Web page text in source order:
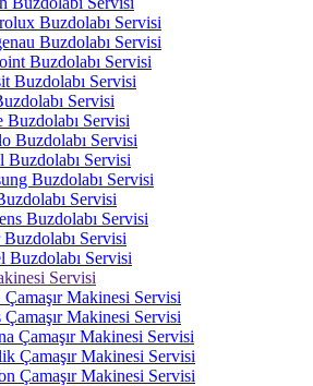
Buzdolabı Servisi
Buzdolabı Servisi
Buzdolabı Servisi
Buzdolabı Servisi
Servisi
Buzdolabı Servisi
Buzdolabı Servisi
Buzdolabı Servisi
Buzdolabı Servisi
Servisi
Buzdolabı Servisi
Servisi
Buzdolabı Servisi
Servisi
Makinesi Servisi
Makinesi Servisi
Çamaşır Makinesi Servisi
Çamaşır Makinesi Servisi
Çamaşır Makinesi Servisi